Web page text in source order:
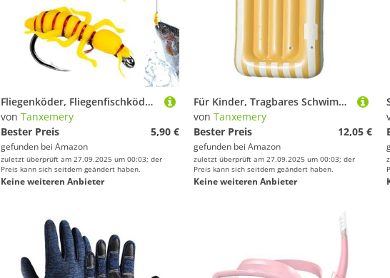
Fliegenköder, Fliegenfischköder | Köder zum Fliegenfischen mit Haken – Köder zum Fliegenfischen, Köder, Angelköder, Köder, Fliegensimulation, Köder, S
von Tanxemery
Bester Preis
5,90 €
gefunden bei Amazon
zuletzt überprüft am 27.09.2025 um 00:03; der
Preis kann sich seitdem geändert haben.
Keine weiteren Anbieter
Für Kinder, Tragbares Schwimmbrett Mit Griffen, Für Pool, Meer, See, Sommer, Training, Spiel, Rides & Surfing
von Tanxemery
Bester Preis
12,05 €
gefunden bei Amazon
zuletzt überprüft am 27.09.2025 um 00:03; der
Preis kann sich seitdem geändert haben.
Keine weiteren Anbieter